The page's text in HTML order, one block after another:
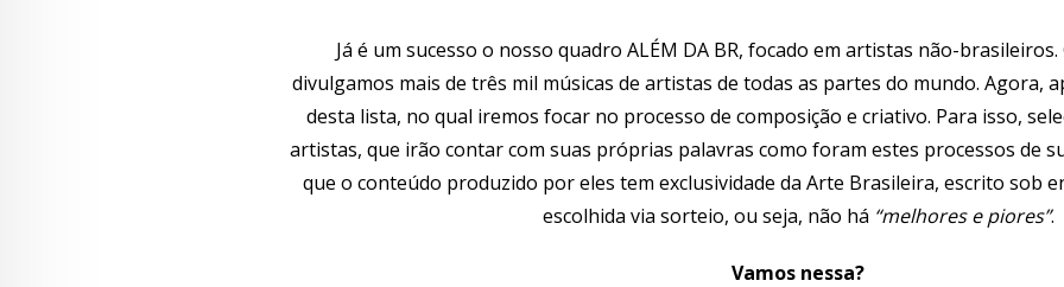
Já é um sucesso o nosso quadro ALÉM DA BR, focado em artistas não-brasileiros.
divulgamos mais de três mil músicas de artistas de todas as partes do mundo. Agora,
desta lista, no qual iremos focar no processo de composição e criativo. Para isso,
artistas, que irão contar com suas próprias palavras como foram estes processos de
que o conteúdo produzido por eles tem exclusividade da Arte Brasileira, escrito sob
escolhida via sorteio, ou seja, não há “melhores e piores”.
Vamos nessa?